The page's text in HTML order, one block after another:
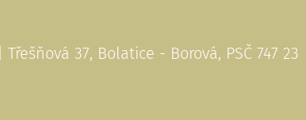
| Třešňová 37, Bolatice - Borová, PSČ 747 23 |